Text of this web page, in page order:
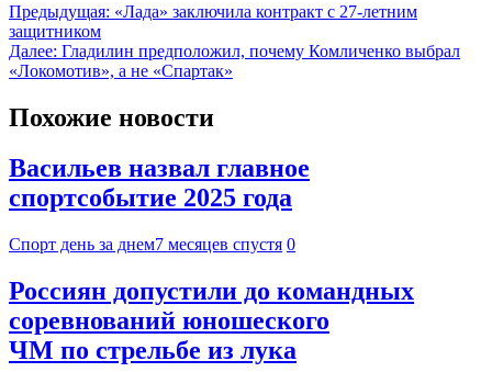
Предыдущая: «Лада» заключила контракт с 27-летним
защитником
Далее: Гладилин предположил, почему Комличенко выбрал
«Локомотив», а не «Спартак»
Похожие новости
Васильев назвал главное
спортсобытие 2025 года
Спорт день за днем7 месяцев спустя 0
Россиян допустили до командных
соревнований юношеского
ЧМ по стрельбе из лука